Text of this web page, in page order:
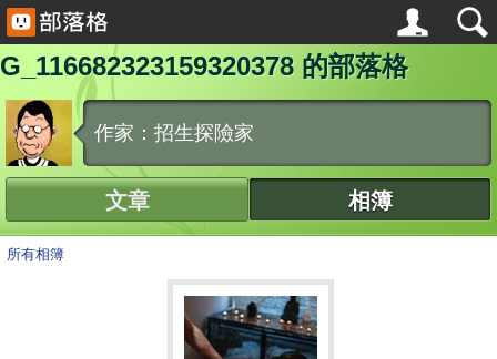
G_116682323159320378 的部落格
作家：招生探險家
文章 相簿
所有相簿